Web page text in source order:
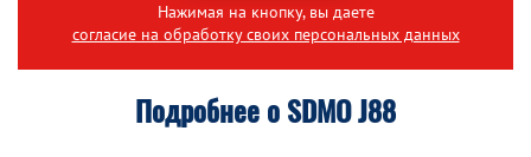
Нажимая на кнопку, вы даете
согласие на обработку своих персональных данных
Подробнее о SDMO J88